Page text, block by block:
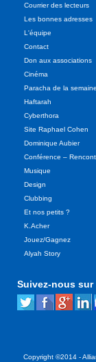
Courrier des lecteurs
Les bonnes adresses
L'équipe
Contact
Don aux associations
Cinéma
Paracha de la semaine
Haftarah
Cyberthora
Site Raphael Cohen
Dominique Aubier
Conférence –
Musique
Design
Clubbing
Et nos petits ?
K.Acher
Jouez/Gagnez
Alyah Story
Suivez-nous sur
Copyright ©2014 -